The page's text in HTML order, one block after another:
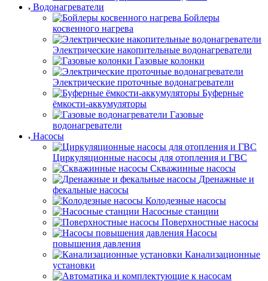
Водонагреватели
Бойлеры
косвенного нагрева
Электрические накопительные водонагреватели
Газовые колонки
Электрические проточные водонагреватели
Буферные
ёмкости-аккумуляторы
Газовые
водонагреватели
Насосы
Циркуляционные насосы для отопления и ГВС
Скважинные насосы
Дренажные и
фекальные насосы
Колодезные насосы
Насосные станции
Поверхностные насосы
Насосы
повышения давления
Канализационные
установки